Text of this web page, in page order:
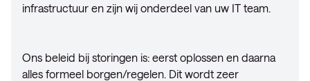
infrastructuur en zijn wij onderdeel van uw IT team.
Ons beleid bij storingen is: eerst oplossen en daarna
alles formeel borgen/regelen. Dit wordt zeer